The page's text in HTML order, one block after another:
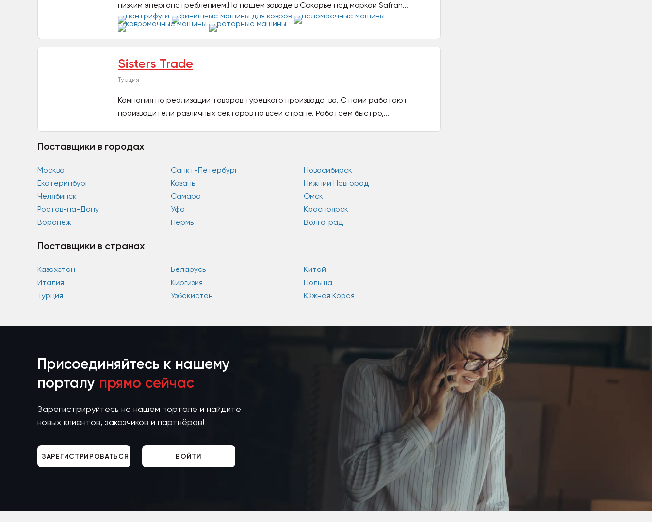
низким энергопотреблением.На нашем заводе в Сакарье под маркой Safran...
Sisters Trade
Турция
Компания по реализации товаров турецкого производства. С нами работают
производители различных секторов по всей стране. Работаем быстро,...
Поставщики в городах
Москва Санкт-Петербург
Новосибирск
Екатеринбург
Казань
Нижний Новгород
Челябинск
Самара
Омск
Ростов-на-Дону
Уфа
Красноярск
Воронеж
Пермь Волгоград
Поставщики в странах
Казахстан Беларусь
Китай
Италия
Киргизия
Польша
Турция
Узбекистан Южная Корея
Присоединяйтесь к нашему
порталу прямо сейчас
Зарегистрируйтесь на нашем портале и найдите
новых клиентов, заказчиков и партнёров!
ЗАРЕГИСТРИРОВАТЬСЯ ВОЙТИ